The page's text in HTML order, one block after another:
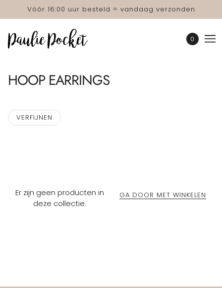
Vóór 16:00 uur besteld = vandaag verzonden
0
HOOP EARRINGS
VERFIJNEN
Er zijn geen producten in
deze collectie.
GA DOOR MET WINKELEN